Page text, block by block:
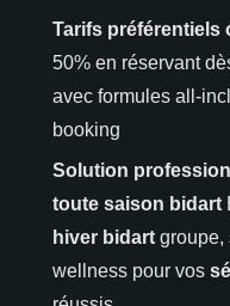
Tarifs préférentiels
50% en réservant
avec formules all-
booking
Solution
toute saison bidart
hiver bidart groupe,
wellness pour vos